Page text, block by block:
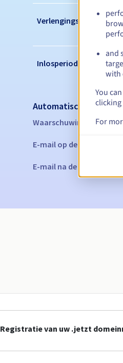
Verlengingsperiode
Inlosperiode
Automatische
Waarschuwings-e-mails:
E-mail op de vervaldatum
E-mail na de Redemption
Registratie van uw .jetzt
and
with
You
clicking
For